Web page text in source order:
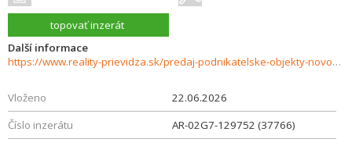
topovať inzerát
Další informace
https://www.reality-prievidza.sk/predaj-podnikatelske-objekty-novostavby/PIVOVAR--Predaj--Prenajom-37766/?utm_source=areality&utm_medium=xml&utm_term=37766&utm_content=pozemok&utm_campaign=portaly
Vloženo
22.06.2026
Číslo inzerátu
AR-02G7-129752 (37766)